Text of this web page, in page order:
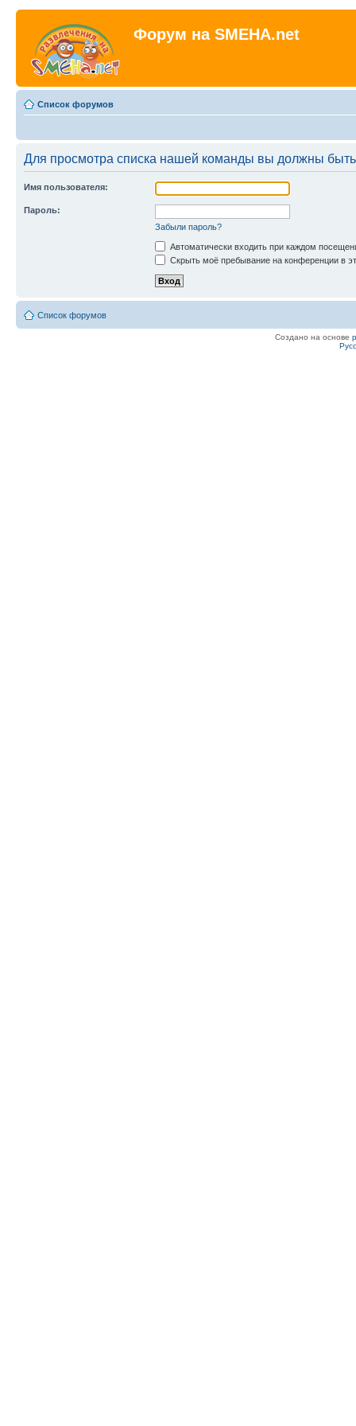
Форум на SMEHA.net
Список форумов
Для просмотра списка нашей команды вы должны
Имя пользователя:
Пароль:
Забыли пароль?
Автоматически входить при каждом
Скрыть моё пребывание на конференции в
Список форумов
Создано на основе